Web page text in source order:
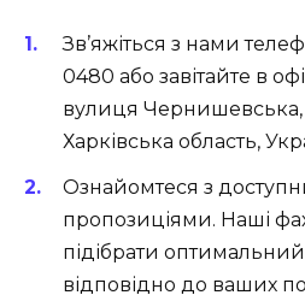
Зв’яжіться з нами
0480 або завітайте в
вулиця Чернишевська,
Харківська область,
Ознайомтеся з
пропозиціями. Наші
підібрати
відповідно до ваших